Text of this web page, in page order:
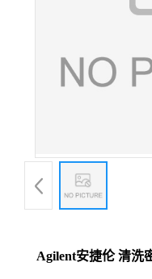
Agilent安捷伦 清洗